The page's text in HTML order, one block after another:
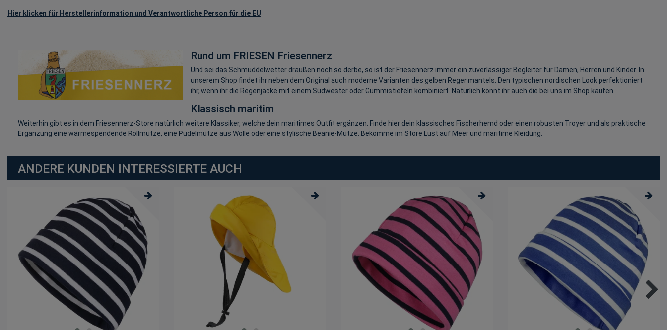
Hier klicken für Herstellerinformation und Verantwortliche Person für die EU
Rund um FRIESEN Friesennerz
Und sei das Schmuddelwetter draußen noch so derbe, so ist der Friesennerz immer ein zuverlässiger Begleiter für Damen, Herren und Kinder. In
unserem Shop findet ihr neben dem Original auch moderne Varianten des gelben Regenmantels. Den typischen nordischen Look perfektioniert
ihr, wenn ihr die Regenjacke mit einem Südwester oder Gummistiefeln kombiniert. Natürlich könnt ihr auch die bei uns im Shop kaufen.
Klassisch maritim
Weiterhin gibt es in dem Friesennerz-Store natürlich weitere Klassiker, welche dein maritimes Outfit ergänzen. Finde hier dein klassisches Fischerhemd oder einen robusten Troyer und als praktische
Ergänzung eine wärmespendende Rollmütze, eine Pudelmütze aus Wolle oder eine stylische Beanie-Mütze. Bekomme im Store Lust auf Meer und maritime Kleidung.
ANDERE KUNDEN INTERESSIERTE AUCH